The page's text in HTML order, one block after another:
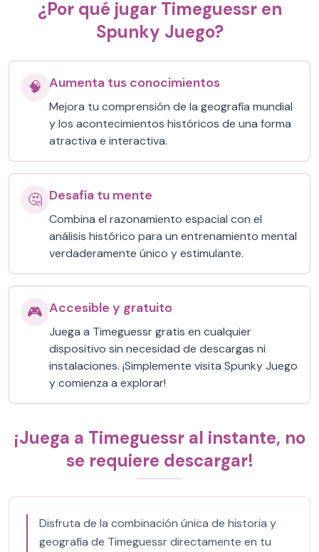
¿Por qué jugar Timeguessr en
Spunky Juego?
🧠 Aumenta tus conocimientos
Mejora tu comprensión de la geografía mundial
y los acontecimientos históricos de una forma
atractiva e interactiva.
🤔 Desafía tu mente
Combina el razonamiento espacial con el
análisis histórico para un entrenamiento mental
verdaderamente único y estimulante.
🎮 Accesible y gratuito
Juega a Timeguessr gratis en cualquier
dispositivo sin necesidad de descargas ni
instalaciones. ¡Simplemente visita Spunky Juego
y comienza a explorar!
¡Juega a Timeguessr al instante, no
se requiere descargar!
Disfruta de la combinación única de historia y
geografía de Timeguessr directamente en tu